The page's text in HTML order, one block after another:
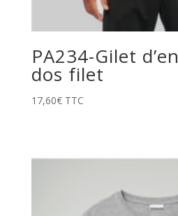
PA234-Gilet
dos filet
17,60€ TTC